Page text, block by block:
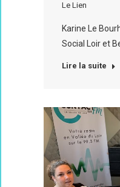
Le Lien
Karine Le
Social Loir et
Lire la suite